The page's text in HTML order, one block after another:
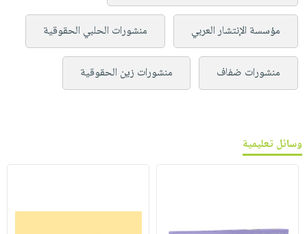
مؤسسة الإنتشار العربي منشورات الحلبي الحقوقية
منشورات ضفاف منشورات زين الحقوقية
وسائل تعليمية